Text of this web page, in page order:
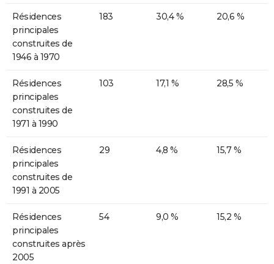
Résidences
principales
construites de
1946 à 1970
183 30,4 % 20,6 %
Résidences
principales
construites de
1971 à 1990
103 17,1 % 28,5 %
Résidences
principales
construites de
1991 à 2005
29 4,8 % 15,7 %
Résidences
principales
construites après
2005
54 9,0 % 15,2 %